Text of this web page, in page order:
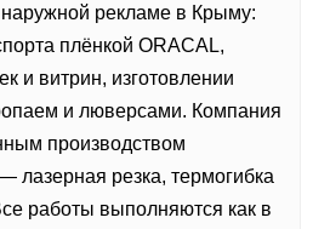
наружной рекламе в Крыму:
плёнкой ORACAL,
и витрин, изготовлении
и люверсами. Компания
производством
лазерная резка, термогибка
работы выполняются как в